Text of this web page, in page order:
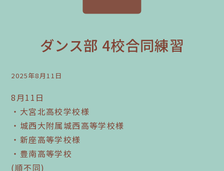
ダンス部 4校合同練習
2025年8月11日
8月11日
・大宮北高校学校様
・城西大附属城西高等学校様
・新座高等学校様
・豊南高等学校
(順不同)